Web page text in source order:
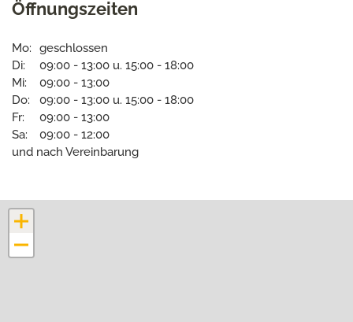
Öffnungszeiten
Mo:
geschlossen
Di:
09:00 - 13:00 u. 15:00 - 18:00
Mi:
09:00 - 13:00
Do:
09:00 - 13:00 u. 15:00 - 18:00
Fr:
09:00 - 13:00
Sa:
09:00 - 12:00
und nach Vereinbarung
+
−